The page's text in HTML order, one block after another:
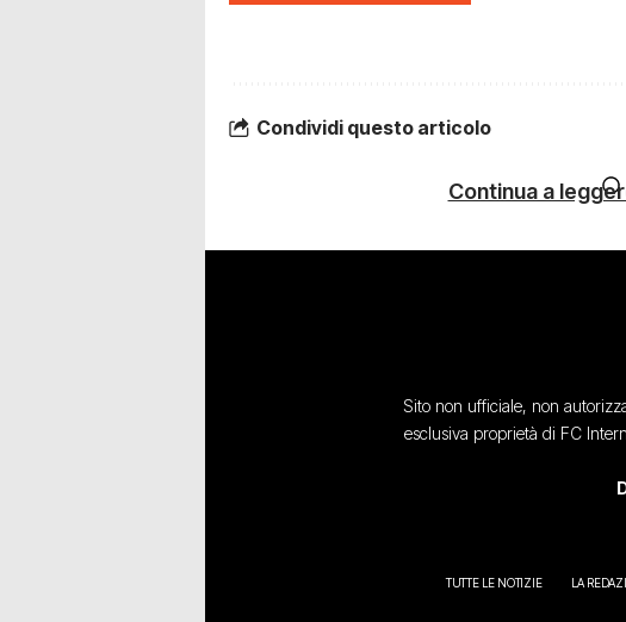
Condividi questo articolo
Continua a
Sito non ufficiale, non
esclusiva proprietà di FC
TUTTE LE NOTIZIE LA